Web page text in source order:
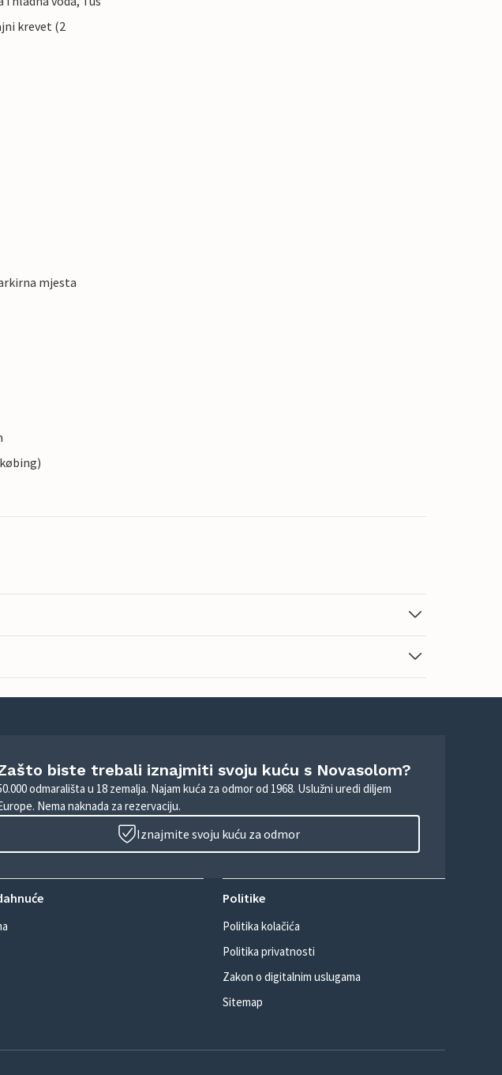
krevet (2
mjesta
biste trebali iznajmiti svoju kuću s Novasolom?
odmarališta u 18 zemalja. Najam kuća za odmor od 1968. Uslužni uredi diljem
Nema naknada za rezervaciju.
Iznajmite svoju kuću za odmor
Politike
Politika kolačića
Politika privatnosti
Zakon o digitalnim uslugama
Sitemap